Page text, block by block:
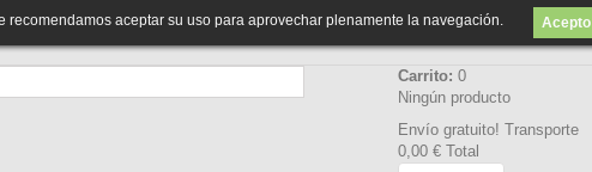
Carrito: 0
Ningún producto
Envío gratuito!Transporte
0,00 € Total
aceptar su uso para aprovechar plenamente la navegación. Acepto